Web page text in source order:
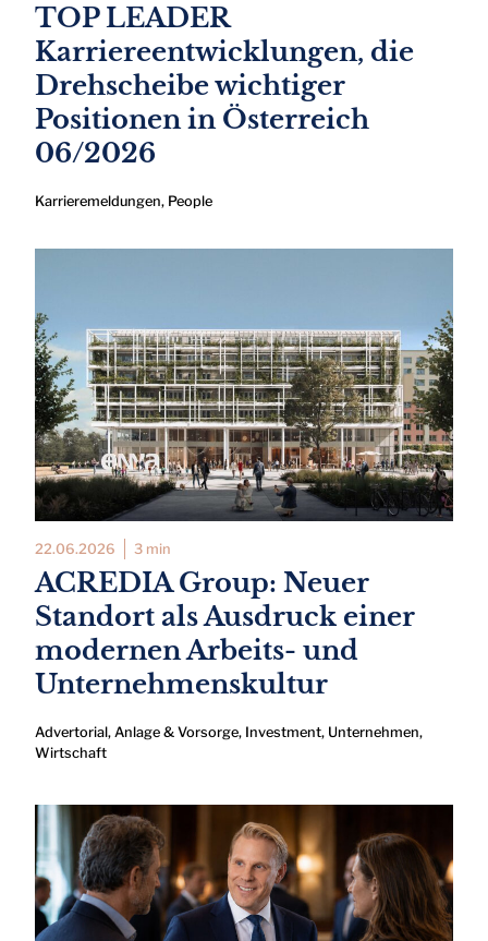
TOP LEADER
Karriereentwicklungen, die
Drehscheibe wichtiger
Positionen in Österreich
06/2026
Karrieremeldungen, People
22.06.2026 3 min
ACREDIA Group: Neuer
Standort als Ausdruck einer
modernen Arbeits- und
Unternehmenskultur
Advertorial, Anlage & Vorsorge, Investment, Unternehmen,
Wirtschaft